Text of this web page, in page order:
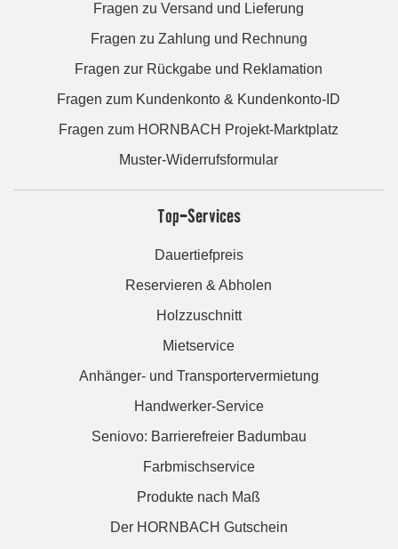
Fragen zu Versand und Lieferung
Fragen zu Zahlung und Rechnung
Fragen zur Rückgabe und Reklamation
Fragen zum Kundenkonto & Kundenkonto-ID
Fragen zum HORNBACH Projekt-Marktplatz
Muster-Widerrufsformular
Top-Services
Dauertiefpreis
Reservieren & Abholen
Holzzuschnitt
Mietservice
Anhänger- und Transportervermietung
Handwerker-Service
Seniovo: Barrierefreier Badumbau
Farbmischservice
Produkte nach Maß
Der HORNBACH Gutschein